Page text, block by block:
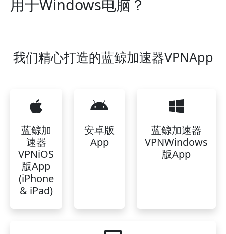
用于Windows电脑？
我们精心打造的蓝鲸加速器VPNApp
蓝鲸加
速器
VPNiOS
版App
(iPhone
& iPad)
安卓版
App
蓝鲸加速器
VPNWindows
版App